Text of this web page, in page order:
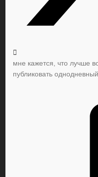
мне кажется, что лучше
публиковать